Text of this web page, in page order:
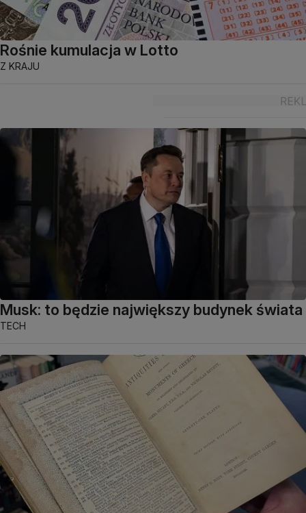
Rośnie kumulacja w Lotto
Z KRAJU
Musk: to będzie największy budynek świata
TECH